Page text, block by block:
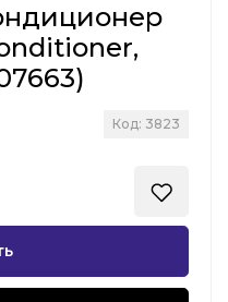
Код: 3823